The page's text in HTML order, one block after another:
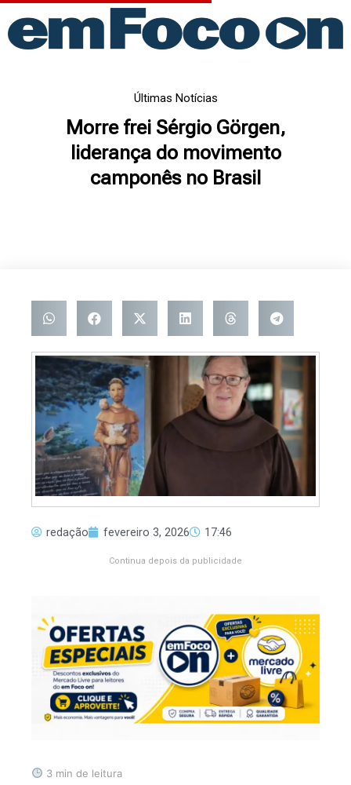
para
Últimas Notícias
Morre frei Sérgio Görgen,
liderança do movimento
camponês no Brasil
redação fevereiro 3, 2026 17:46
Continua depois da publicidade
3 min de leitura